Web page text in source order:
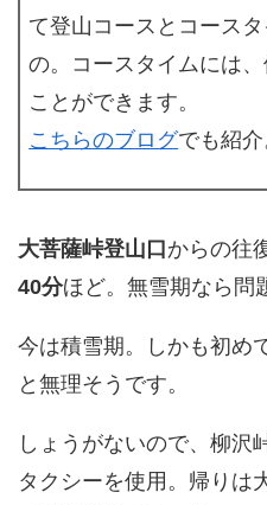
て登山コースとコース
の。コースタイムには
ことができます。
こちらのブログでも紹介
大菩薩峠登山口からの往
40分ほど。無雪期なら問
今は積雪期。しかも初め
と無理そうです。
しょうがないので、柳沢
タクシーを使用。帰りは